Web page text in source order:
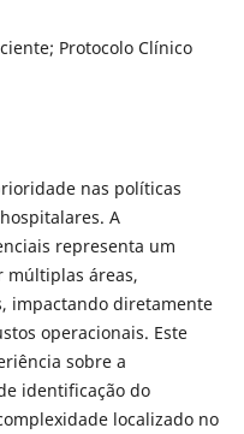
Protocolo Clínico
nas políticas
A
representa um
múltiplas áreas,
impactando diretamente
operacionais. Este
sobre a
identificação do
localizado no